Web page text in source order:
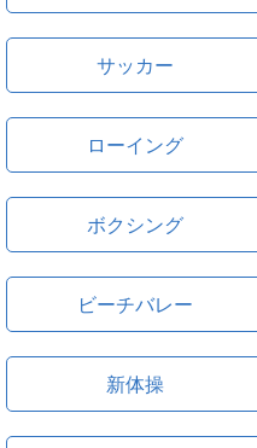
サッカー
ローイング
ボクシング
ビーチバレー
新体操